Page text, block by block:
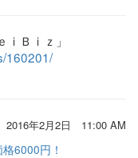
Ｂｉｚ」
160201/
2016年2月2日 11:00 AM
6000円！